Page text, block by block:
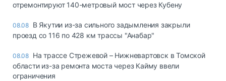
отремонтируют 140-метровый мост через Кубену
08.08 В Якутии из-за сильного задымления закрыли
проезд со 116 по 428 км трассы "Анабар"
08.08 На трассе Стрежевой – Нижневартовск в Томской
области из-за ремонта моста через Кайму ввели
ограничения